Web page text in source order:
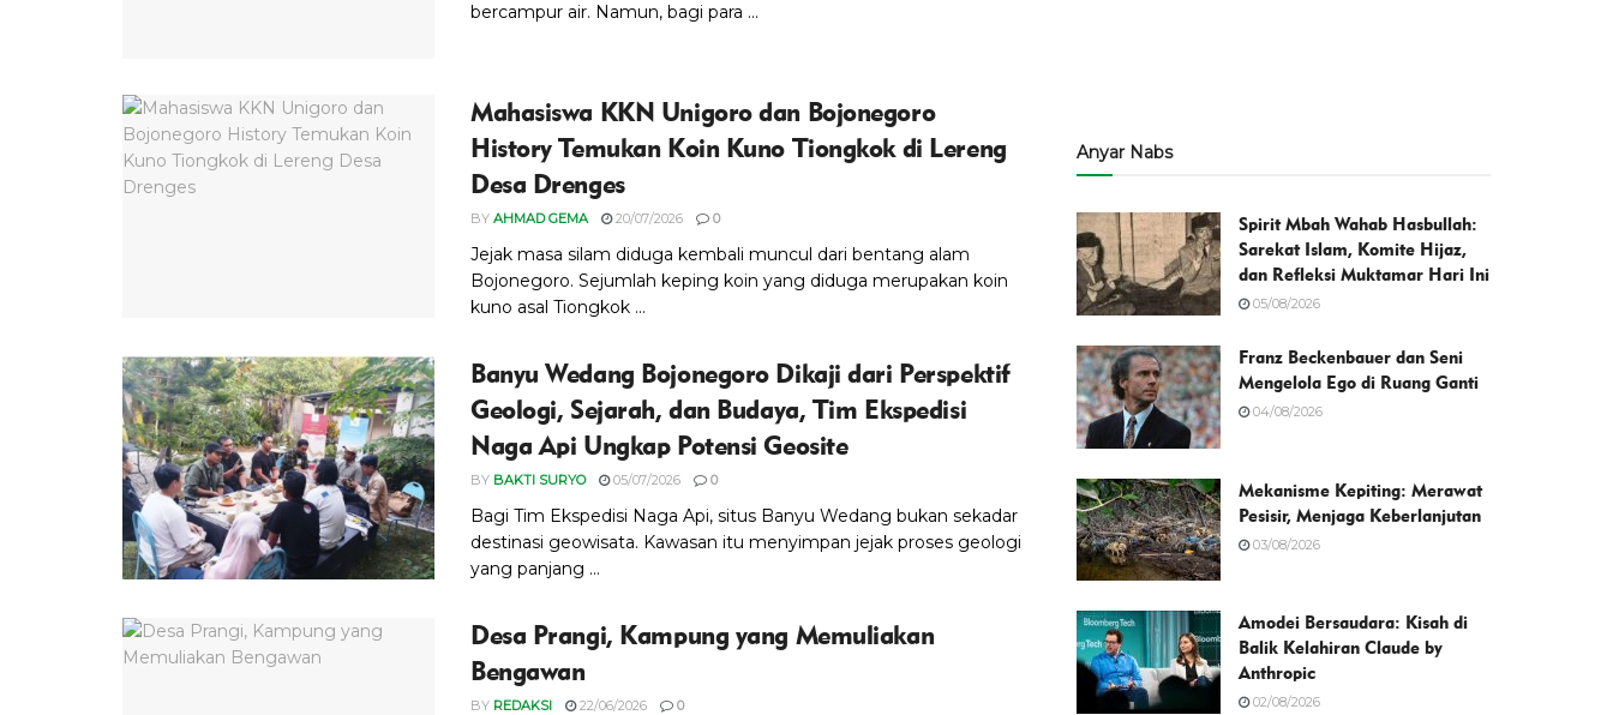
bercampur air. Namun, bagi para ...
Mahasiswa KKN Unigoro dan Bojonegoro
History Temukan Koin Kuno Tiongkok di Lereng
Desa Drenges
BY AHMAD GEMA 20/07/2026 0
Jejak masa silam diduga kembali muncul dari bentang alam
Bojonegoro. Sejumlah keping koin yang diduga merupakan koin
kuno asal Tiongkok ...
Banyu Wedang Bojonegoro Dikaji dari Perspektif
Geologi, Sejarah, dan Budaya, Tim Ekspedisi
Naga Api Ungkap Potensi Geosite
BY BAKTI SURYO 05/07/2026 0
Bagi Tim Ekspedisi Naga Api, situs Banyu Wedang bukan sekadar
destinasi geowisata. Kawasan itu menyimpan jejak proses geologi
yang panjang ...
Desa Prangi, Kampung yang Memuliakan
Bengawan
BY REDAKSI 22/06/2026 0
Anyar Nabs
Spirit Mbah Wahab Hasbullah:
Sarekat Islam, Komite Hijaz,
dan Refleksi Muktamar Hari Ini
05/08/2026
Franz Beckenbauer dan Seni
Mengelola Ego di Ruang Ganti
04/08/2026
Mekanisme Kepiting: Merawat
Pesisir, Menjaga Keberlanjutan
03/08/2026
Amodei Bersaudara: Kisah di
Balik Kelahiran Claude by
Anthropic
02/08/2026